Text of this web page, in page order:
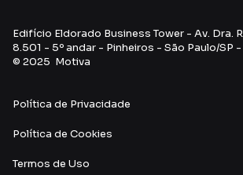
Edifício Eldorado Business Tower - Av. Dra.
8.501 - 5º andar - Pinheiros - São Paulo/SP
© 2025 Motiva
Política de Privacidade
Política de Cookies
Termos de Uso